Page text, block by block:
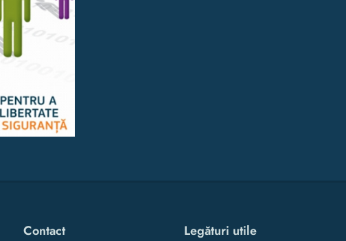
Contact Legături utile